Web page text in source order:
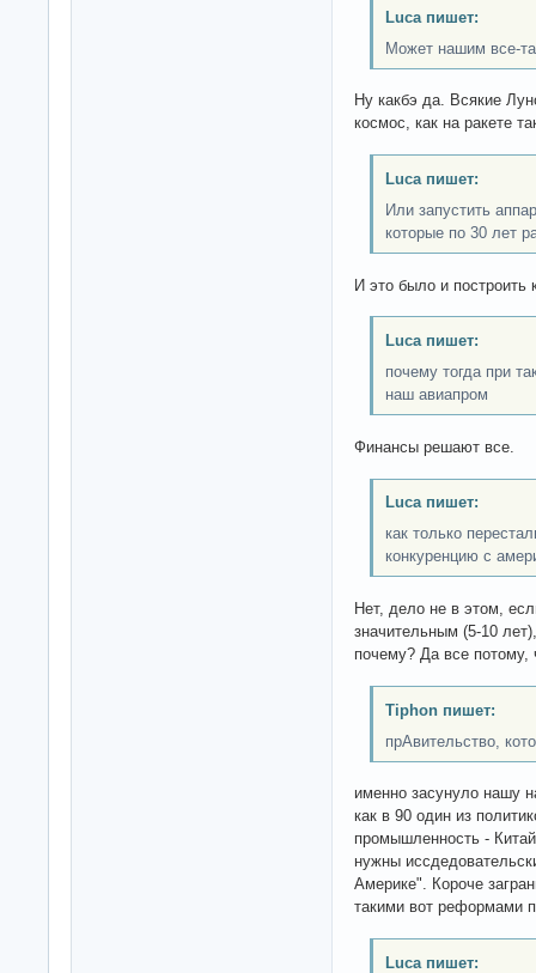
Luca пишет:
Может нашим все-
Ну какбэ да. Всякие
космос, как на ракете
Luca пишет:
Или запустить
которые по 30 лет
И это было и построить
Luca пишет:
почему тогда при
наш авиапром
Финансы решают все.
Luca пишет:
как только
конкуренцию с
Нет, дело не в этом,
значительным (5-10
почему? Да все потому,
Tiphon пишет:
прАвительство,
именно засунуло нашу
как в 90 один из
промышленность -
нужны
Америке". Короче
такими вот реформами
Luca пишет: